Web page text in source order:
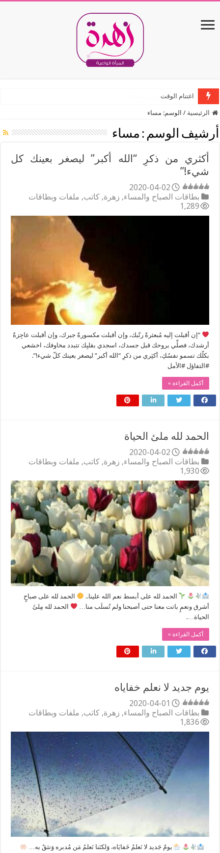
اغتنام الوقت
الرئيسية / الوسم: مساء
أرشيف الوسم : مساء
أكثري من ذكرِ “الله أكبر” ليصغر بعينك كل
شيء!”
2020-04-02
بطاقات الصباح والمساء, زهرة, كاتب, ملفات وبطاقات
1,289
“إن أقبلت إليه مُبعثرةً رتّبك، وإن أقبلت مكسورةً جبرك، وإن أقبلت عاجِزةً
أرشدك، فصلِّي بروحك قبل جسدك، اسجدي بقلبِك تتبدد مخاوفك، اخشعي
بكلّك تسمو نفسُكِ، أكثِري من ذكرِ “الله أكبر” ليصغر بعينك كلّ شيء!”.
#التفاؤل #الأمل
أكمل القراءة »
الحمد لله ملئ الحياة
2020-04-02
بطاقات الصباح والمساء, زهرة, كاتب, ملفات وبطاقات
1,930
الحمد لله على أبسط نعم الله علينا..
الحمد لله على صباحٍ
أشرق ونعمٍ باتت معنا حتى أصبحنا ولم تُسلَب منا…
الحمد لله مِلئَ
الحياة….
أكمل القراءة »
يوم جديد لا نعلم خفاياه
2020-04-01
بطاقات الصباح والمساء, زهرة, كاتب, ملفات وبطاقات
1,836
يومٌ جَديد ﻻ نَعلمُ خَفايَاه، وَلكنَنا نَعلمُ مَن مُدبره وَنثقُ به…